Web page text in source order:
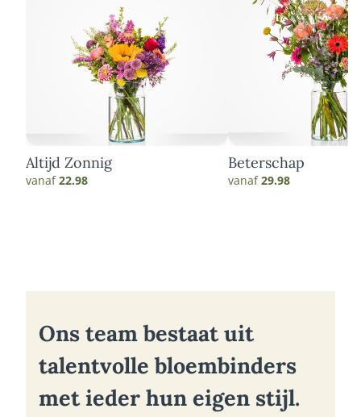
Altijd Zonnig
vanaf22.98
Beterschap
vanaf29.98
Ons team bestaat uit
talentvolle bloembinders
met ieder hun eigen stijl.